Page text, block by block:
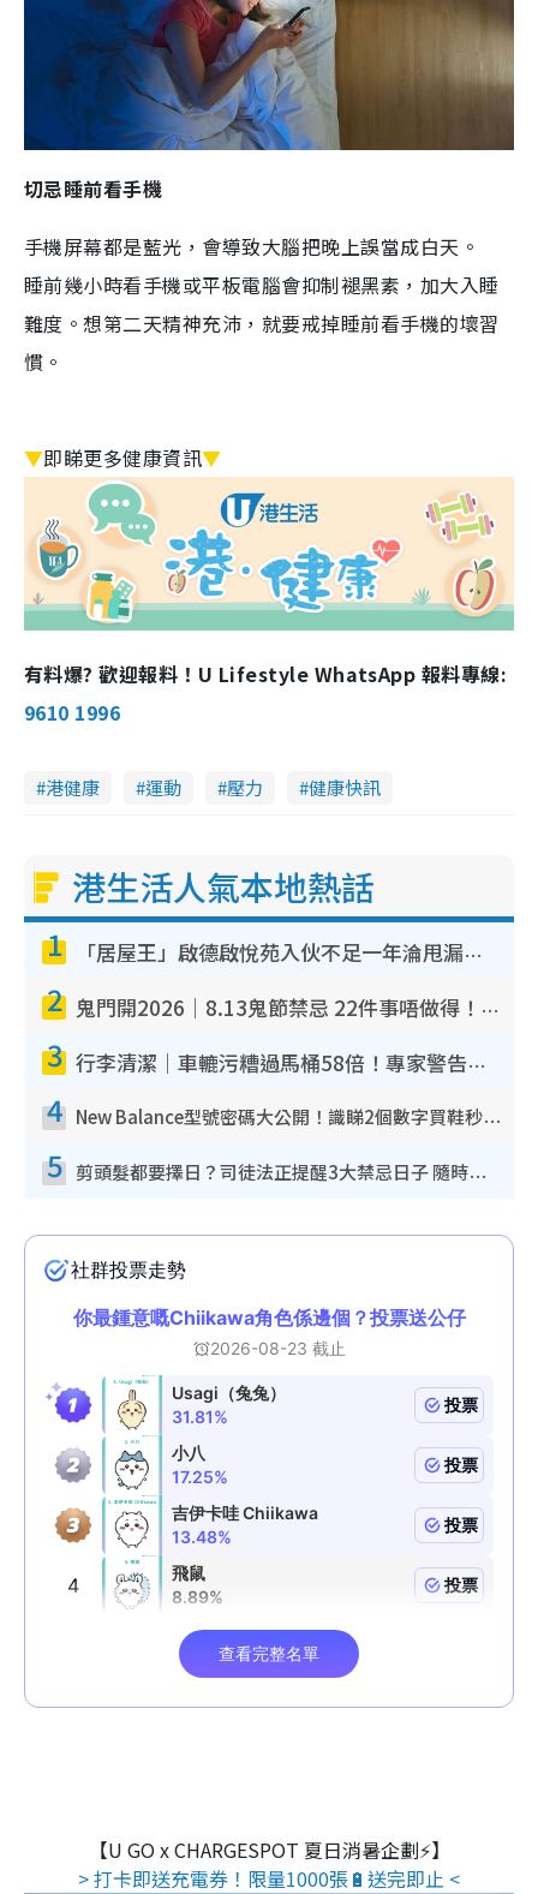
切忌睡前看手機
手機屏幕都是藍光，會導致大腦把晚上誤當成白天。
睡前幾小時看手機或平板電腦會抑制褪黑素，加大入睡
難度。想第二天精神充沛，就要戒掉睡前看手機的壞習
慣。
▼即睇更多健康資訊▼
有料爆? 歡迎報料！U Lifestyle WhatsApp 報料專線:
9610 1996
港健康 運動 壓力 健康快訊
港生活人氣本地熱話
1 「居屋王」啟德啟悅苑入伙不足一年淪甩漏之王！插頭噴火花致大停電 多戶業主全屋家電報銷
2 鬼門開2026｜8.13鬼節禁忌 22件事唔做得！燒肉、刺身要少食？半夜勿吹口哨/打呢個電話
3 行李清潔｜車轆污糟過馬桶58倍！專家警告忌用酒精抹 教1招免污手除菌
4 New Balance型號密碼大公開！識睇2個數字買鞋秒知功能免中伏 附5大熱門鞋款
5 剪頭髮都要擇日？司徒法正提醒3大禁忌日子 隨時剪走財運！呢日剪髮恐「剪壽命」？
【U GO x CHARGESPOT 夏日消暑企劃⚡】
> 打卡即送充電券！限量1000張🔋送完即止 <